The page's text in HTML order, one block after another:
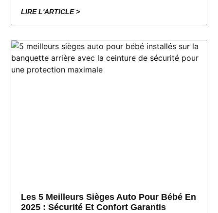
et écoutez de la musique, des podcasts ou les
LIRE L'ARTICLE >
Les 5 Meilleurs Sièges Auto Pour Bébé En
2025 : Sécurité Et Confort Garantis